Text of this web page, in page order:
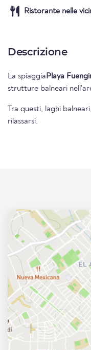
Ristorante nelle
Descrizione
La spiaggia Playa
strutture balneari
Tra questi, laghi
rilassarsi.